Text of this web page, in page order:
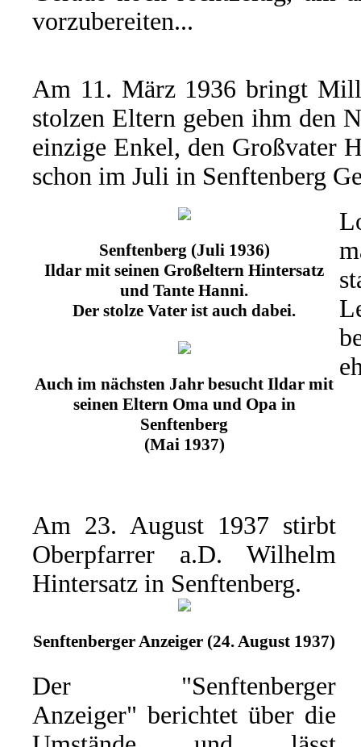
vorzubereiten...
Am 11. März 1936 bringt
stolzen Eltern geben ihm den
einzige Enkel, den Großvater
schon im Juli in Senftenberg
Senftenberg (Juli 1936)
Ildar mit seinen Großeltern Hintersatz
und Tante Hanni.
Der stolze Vater ist auch dabei.
Auch im nächsten Jahr besucht Ildar mit
seinen Eltern Oma und Opa in
Senftenberg
(Mai 1937)
Am 23. August 1937 stirbt
Oberpfarrer a.D. Wilhelm
Hintersatz in Senftenberg.
Senftenberger Anzeiger (24. August 1937)
Der "Senftenberger
Anzeiger" berichtet über die